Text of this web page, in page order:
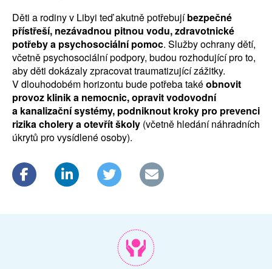
Děti a rodiny v Libyi teď akutně potřebujíbezpečné
přístřeší, nezávadnou pitnou vodu, zdravotnické
potřeby a psychosociální pomoc. Služby ochrany dětí,
včetně psychosociální podpory, budou rozhodující pro to,
aby děti dokázaly zpracovat traumatizující zážitky.
V dlouhodobém horizontu bude potřeba takéobnovit
provoz klinik a nemocnic, opravit vodovodní
a kanalizační systémy, podniknout kroky pro prevenci
rizika cholery a otevřít školy (včetně hledání náhradních
úkrytů pro vysídlené osoby).